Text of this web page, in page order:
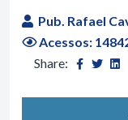
Pub. Rafael
Acessos:
Share: